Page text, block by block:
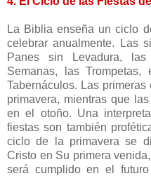
La Biblia enseña un ciclo
celebrar anualmente. Las
Panes sin Levadura,
Semanas, las
Tabernáculos. Las
primavera, mientras que
en el otoño. Una
fiestas son también
ciclo de la primavera se
Cristo en Su primera
será cumplido en el